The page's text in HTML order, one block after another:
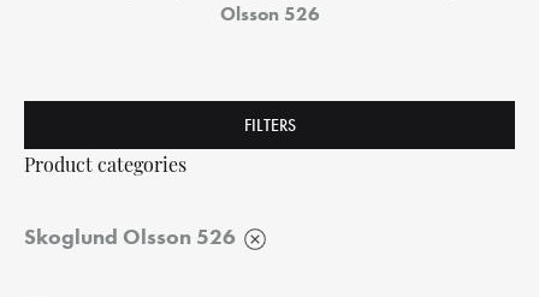
Olsson 526
FILTERS
Product categories
Skoglund Olsson 526